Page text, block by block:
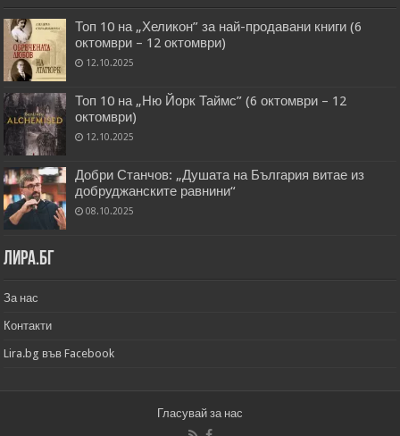
Топ 10 на „Хеликон” за най-продавани книги (6
октомври – 12 октомври)
12.10.2025
Топ 10 на „Ню Йорк Таймс” (6 октомври – 12
октомври)
12.10.2025
Добри Станчов: „Душата на България витае из
добруджанските равнини“
08.10.2025
Лира.бг
За нас
Контакти
Lira.bg във Facebook
Гласувай за нас